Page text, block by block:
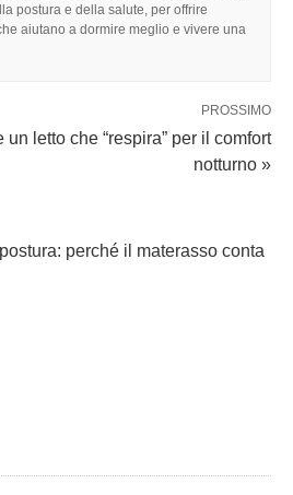
postura e della salute, per offrire
aiutano a dormire meglio e vivere una
PROSSIMO
un letto che “respira” per il comfort
notturno »
perché il materasso conta